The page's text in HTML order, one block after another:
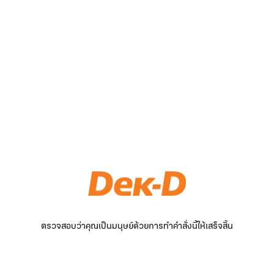
ตรวจสอบว่าคุณเป็นมนุษย์ด้วยการทำคำสั่งนี้ให้เสร็จสิ้น